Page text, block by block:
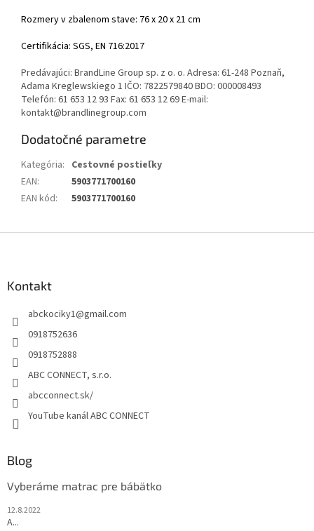
Rozmery v zbalenom stave: 76 x 20 x 21 cm
Certifikácia: SGS, EN 716:2017
Predávajúci: BrandLine Group sp. z o. o. Adresa: 61-248 Poznaň,
Adama Kreglewskiego 1 IČO: 7822579840 BDO: 000008493
Telefón: 61 653 12 93 Fax: 61 653 12 69 E-mail:
kontakt@brandlinegroup.com
Dodatočné parametre
Kategória: Cestovné postieľky
EAN:
5903771700160
EAN kód: 5903771700160
Kontakt
abckociky1@gmail.com
0918752636
0918752888
ABC CONNECT, s.r.o.
abcconnect.sk/
YouTube kanál ABC CONNECT
Blog
Vyberáme matrac pre bábätko
12.8.2022
A...